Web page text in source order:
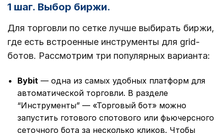
1 шаг. Выбор биржи.
Для торговли по сетке лучше выбирать биржи,
где есть встроенные инструменты для grid-
ботов. Рассмотрим три популярных варианта:
Bybit — одна из самых удобных платформ для
автоматической торговли. В разделе
“Инструменты” — «Торговый бот» можно
запустить готового спотового или фьючерсного
сеточного бота за несколько кликов. Чтобы